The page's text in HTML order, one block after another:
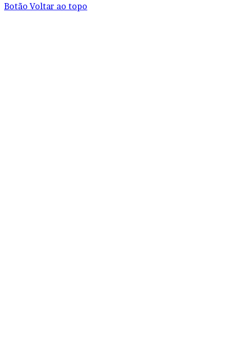
Botão Voltar ao topo